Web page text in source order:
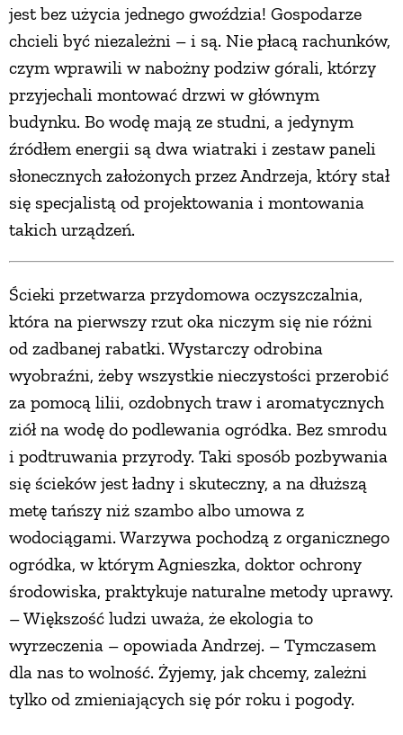
jest bez użycia jednego gwoździa! Gospodarze
chcieli być niezależni – i są. Nie płacą rachunków,
czym wprawili w nabożny podziw górali, którzy
przyjechali montować drzwi w głównym
budynku. Bo wodę mają ze studni, a jedynym
źródłem energii są dwa wiatraki i zestaw paneli
słonecznych założonych przez Andrzeja, który stał
się specjalistą od projektowania i montowania
takich urządzeń.
Ścieki przetwarza przydomowa oczyszczalnia,
która na pierwszy rzut oka niczym się nie różni
od zadbanej rabatki. Wystarczy odrobina
wyobraźni, żeby wszystkie nieczystości przerobić
za pomocą lilii, ozdobnych traw i aromatycznych
ziół na wodę do podlewania ogródka. Bez smrodu
i podtruwania przyrody. Taki sposób pozbywania
się ścieków jest ładny i skuteczny, a na dłuższą
metę tańszy niż szambo albo umowa z
wodociągami. Warzywa pochodzą z organicznego
ogródka, w którym Agnieszka, doktor ochrony
środowiska, praktykuje naturalne metody uprawy.
– Większość ludzi uważa, że ekologia to
wyrzeczenia – opowiada Andrzej. – Tymczasem
dla nas to wolność. Żyjemy, jak chcemy, zależni
tylko od zmieniających się pór roku i pogody.